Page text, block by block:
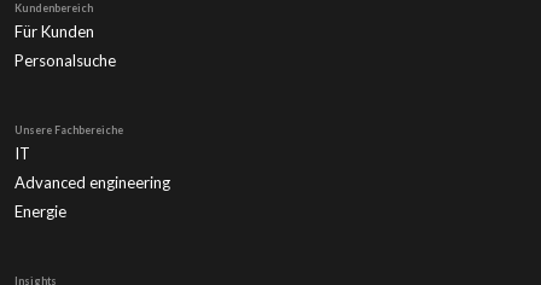
Kundenbereich
Für Kunden
Personalsuche
Unsere Fachbereiche
IT
Advanced engineering
Energie
Insights